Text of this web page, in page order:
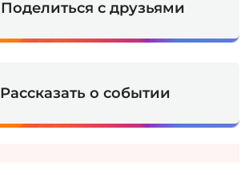
Поделиться с друзьями
Рассказать о событии